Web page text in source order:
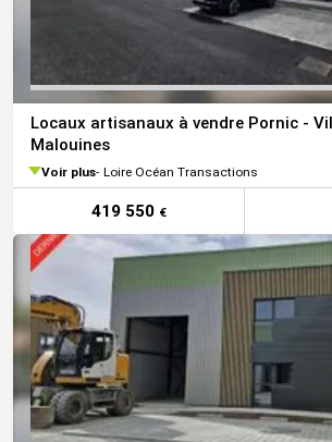
Locaux artisanaux à vendre Pornic -
Malouines
Voir plus Loire Océan Transactions
419 550 €